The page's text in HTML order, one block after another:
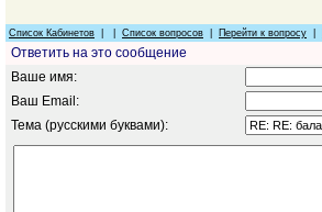
Список Кабинетов Список вопросов Перейти к вопросу
Ответить на это сообщение
Ваше имя:
Ваш Email:
Тема (русскими буквами):